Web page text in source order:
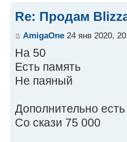
Re: Продам
AmigaOne 24 янв 2020,
На 50
Есть память
Не паяный
Дополнительно есть
Со скази 75 000